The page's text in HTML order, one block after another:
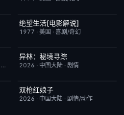
已完结
绝望生活[电影解说]
1977 · 美国 · 喜剧/奇幻
剧情/科幻
昨日更新
异林：秘境寻踪
2026 · 中国大陆 · 剧情
昨日更新
双枪红娘子
2026 · 中国大陆 · 剧情/动作